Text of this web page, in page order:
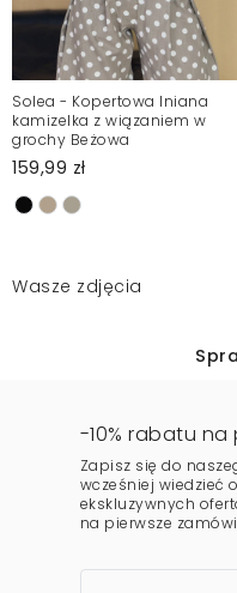
Solea - Kopertowa lniana
kamizelka z wiązaniem w
grochy Beżowa
159,99 zł
Wasze zdjęcia
-10% rabatu na
Zapisz się do
wcześniej wiedzieć
ekskluzywnych
na pierwsze